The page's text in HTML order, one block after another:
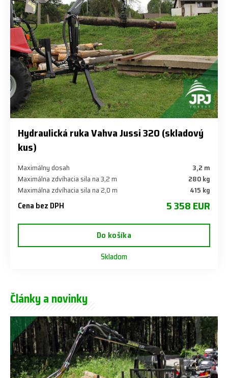
Hydraulická ruka Vahva Jussi 320 (skladový
kus)
Maximálny dosah
3,2 m
Maximálna zdvíhacia sila na 3,2 m
280 kg
Maximálna zdvíhacia sila na 2,0 m
415 kg
Cena bez DPH 5 358 EUR
Do košíka
Skladom
Články a novinky